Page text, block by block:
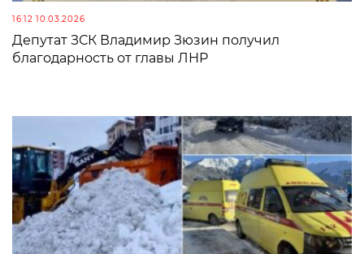
16:12 10.03.2026
Депутат ЗСК Владимир Зюзин получил
благодарность от главы ЛНР